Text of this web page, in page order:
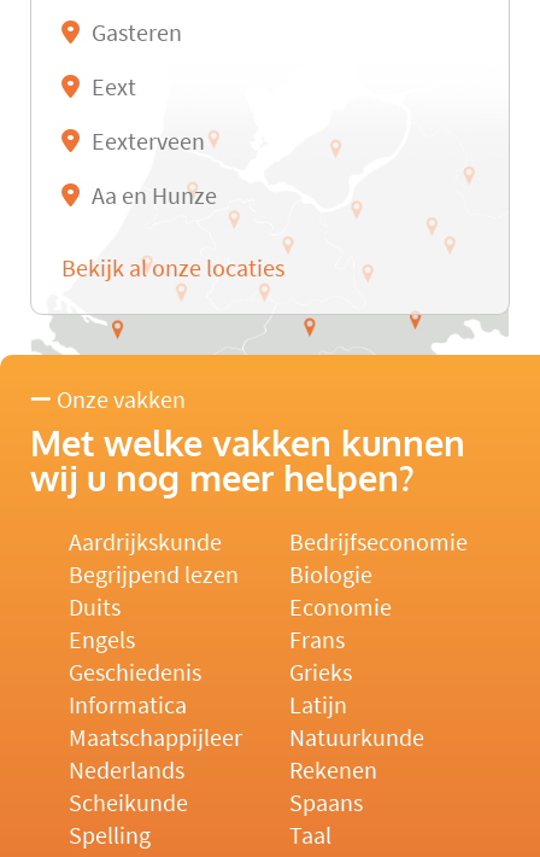
Gasteren
Eext
Eexterveen
Aa en Hunze
Bekijk al onze locaties
Onze vakken
Met welke vakken kunnen
wij u nog meer helpen?
Aardrijkskunde
Bedrijfseconomie
Begrijpend lezen
Biologie
Duits
Economie
Engels
Frans
Geschiedenis
Grieks
Informatica
Latijn
Maatschappijleer
Natuurkunde
Nederlands
Rekenen
Scheikunde
Spaans
Spelling
Taal